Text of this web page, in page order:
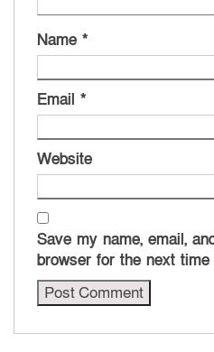
Name *
Email *
Website
Save my name, email,
browser for the next